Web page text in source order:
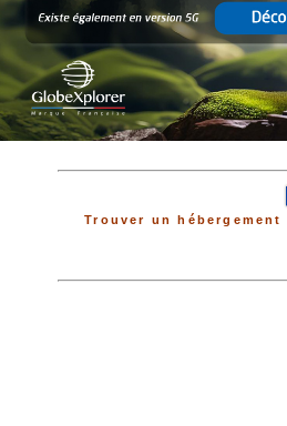
Trouver un